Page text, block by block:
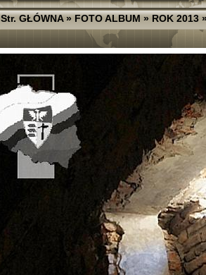
Str. GŁÓWNA»FOTO ALBUM»ROK 2013